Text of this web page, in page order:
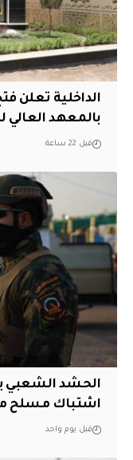
بالمعهد العالي
قبل 22 ساعة
الحشد الشعبي
اشتباك مسلح
قبل يوم واحد